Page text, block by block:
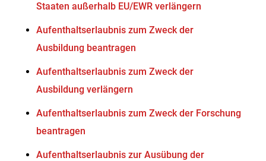
Staaten außerhalb EU/EWR verlängern
Aufenthaltserlaubnis zum Zweck der
Ausbildung beantragen
Aufenthaltserlaubnis zum Zweck der
Ausbildung verlängern
Aufenthaltserlaubnis zum Zweck der Forschung
beantragen
Aufenthaltserlaubnis zur Ausübung der